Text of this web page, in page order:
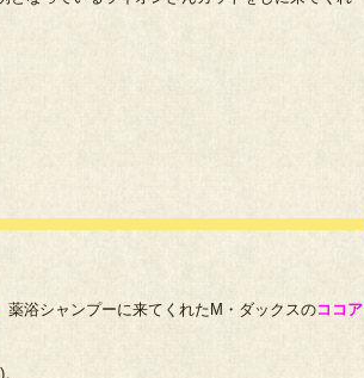
薬浴シャンプーに来てくれたM・ダックスのココア